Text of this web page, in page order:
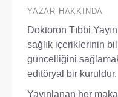
YAZAR HAKKINDA
Doktoron Tıbbi
sağlık içeriklerinin
güncelliğini
editöryal bir kuruldur.
Yayınlanan her